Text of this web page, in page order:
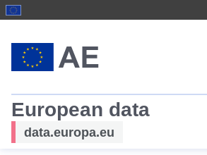
European data
data.europa.eu